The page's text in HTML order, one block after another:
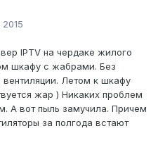
IPTV на чердаке жилого
шкафу с жабрами. Без
вентиляции. Летом к шкафу
жар ) Никаких проблем
А вот пыль замучила. Причем
за полгода встают